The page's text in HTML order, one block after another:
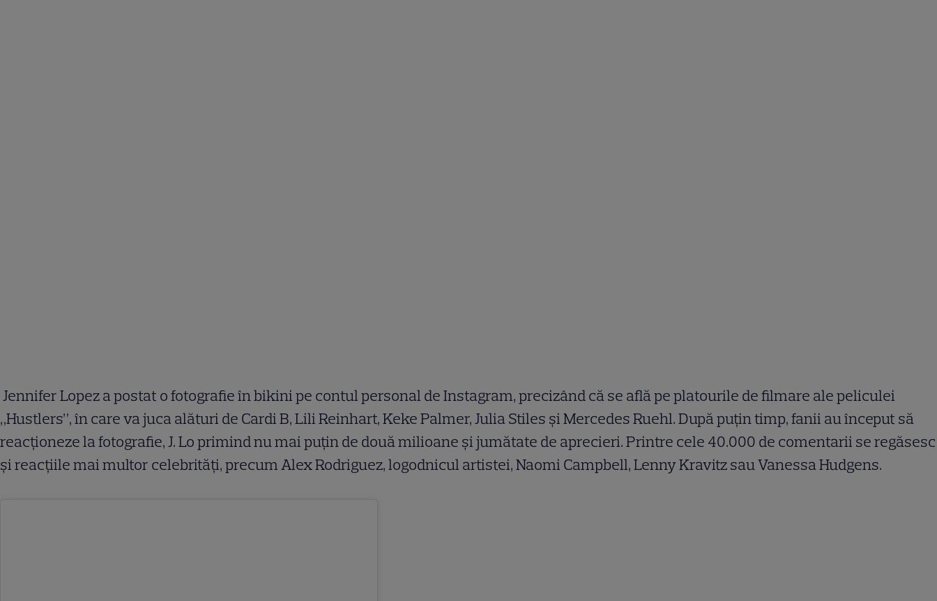
Jennifer Lopez a postat o fotografie în bikini pe contul personal de Instagram, precizând că se află pe platourile de filmare ale peliculei
„Hustlers”, în care va juca alături de Cardi B, Lili Reinhart, Keke Palmer, Julia Stiles și Mercedes Ruehl. După puțin timp, fanii au început să
reacționeze la fotografie, J. Lo primind nu mai puțin de două milioane și jumătate de aprecieri. Printre cele 40.000 de comentarii se regăsesc
și reacțiile mai multor celebrități, precum Alex Rodriguez, logodnicul artistei, Naomi Campbell, Lenny Kravitz sau Vanessa Hudgens.